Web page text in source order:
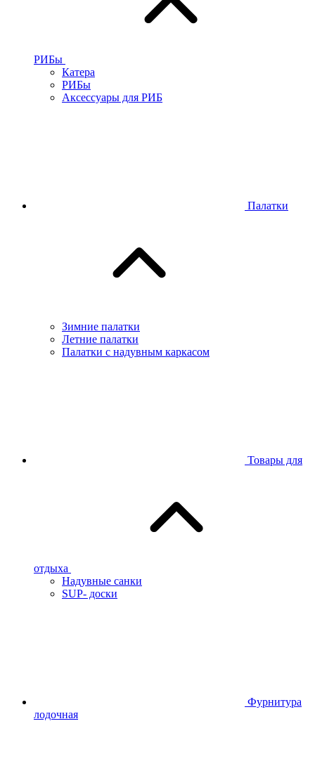
РИБы
Катера
РИБы
Аксессуары для РИБ
Палатки
Зимние палатки
Летние палатки
Палатки с надувным каркасом
Товары для
отдыха
Надувные санки
SUP- доски
Фурнитура
лодочная